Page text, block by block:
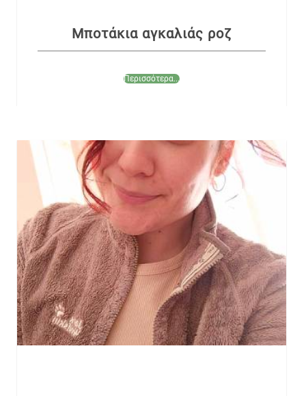
Μποτάκια αγκαλιάς ροζ
Περισσότερα...